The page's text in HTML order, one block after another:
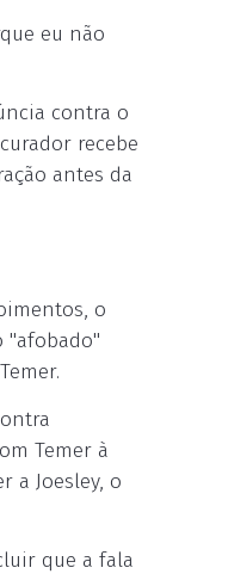
eu não
contra o
recebe
antes da
o
"afobado"
Temer à
a Joesley, o
que a fala